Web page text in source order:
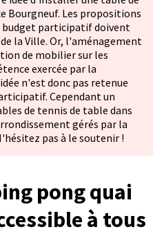
Bourgneuf. Les propositions
budget participatif doivent
la Ville. Or, l'aménagement
de mobilier sur les
exercée par la
n'est donc pas retenue
Cependant un
de tennis de table dans
gérés par la
pas à le soutenir !
pong quai
à tous